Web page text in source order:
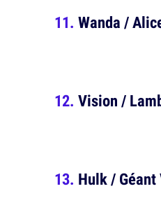
Wanda /
Vision /
Hulk /